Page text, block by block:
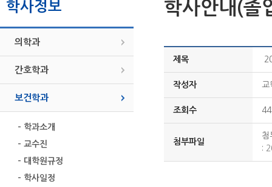
학사정보
의학과
간호학과
보건학과
- 학과소개
- 교수진
- 대학원규정
- 학사일정
학사안내(졸
제목
작성자 교
조회수
첨부파일
첨
: